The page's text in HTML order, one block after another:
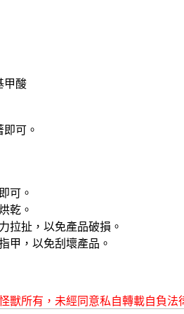
甲酸
可。
可。
乾。
拉扯，以免產品破損。
甲，以免刮壞產品。
獸所有，未經同意私自轉載自負